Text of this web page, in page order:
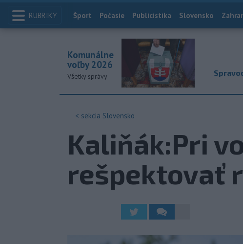
RUBRIKY Index
Šport Počasie Publicistika Slovensko
Komunálne
voľby 2026
Všetky správy
< sekcia Slovensko
Kaliňák:Pri
rešpektovať